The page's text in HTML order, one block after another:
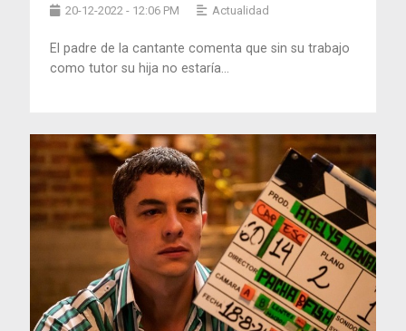
20-12-2022 - 12:06 PM Actualidad
El padre de la cantante comenta que sin su trabajo
como tutor su hija no estaría...